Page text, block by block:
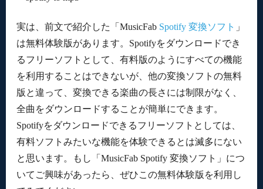
実は、前文で紹介した「MusicFab Spotify 変換ソフト 」
は無料体験版があります。Spotifyをダウンロードでき
るフリーソフトとして、有料版のようにすべての機能
を利用することはできないが、他の変換ソフトの無料
版と違って、変換できる楽曲の長さには制限がなく、
全曲をダウンロードすることが簡単にできます。
Spotifyをダウンロードできるフリーソフトとしては、
有料ソフトみたいな機能を体験できるとは滅多にない
と思います。もし「MusicFab Spotify 変換ソフト」につ
いてご興味があったら、ぜひこの無料体験版を利用し